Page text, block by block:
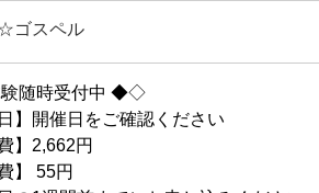
ゴスペル
随時受付中 ◆◇
日】開催日をご確認ください
】2,662円
】 55円